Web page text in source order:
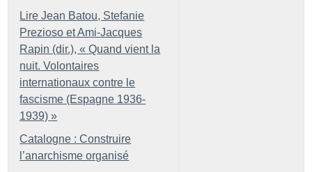
Lire Jean Batou, Stefanie
Prezioso et Ami-Jacques
Rapin (dir.), « Quand vient la
nuit. Volontaires
internationaux contre le
fascisme (Espagne 1936-
1939) »
Catalogne : Construire
l’anarchisme organisé